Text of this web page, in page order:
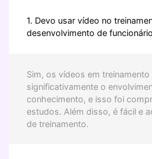
1. Devo usar vídeo no
desenvolvimento de
Sim, os vídeos em
significativamente o
conhecimento, e isso foi
estudos. Além disso, é fácil e
de treinamento.